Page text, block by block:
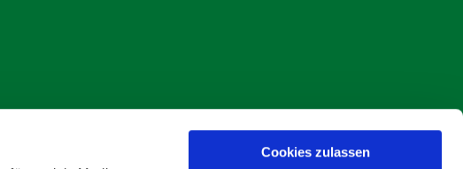
Cookies zulassen
Klaus Böse